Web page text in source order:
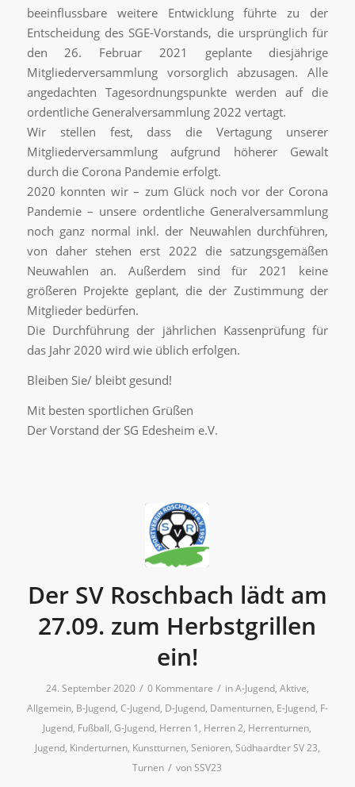
beeinflussbare weitere Entwicklung führte zu der
Entscheidung des SGE-Vorstands, die ursprünglich für
den 26. Februar 2021 geplante diesjährige
Mitgliederversammlung vorsorglich abzusagen. Alle
angedachten Tagesordnungspunkte werden auf die
ordentliche Generalversammlung 2022 vertagt.
Wir stellen fest, dass die Vertagung unserer
Mitgliederversammlung aufgrund höherer Gewalt
durch die Corona Pandemie erfolgt.
2020 konnten wir – zum Glück noch vor der Corona
Pandemie – unsere ordentliche Generalversammlung
noch ganz normal inkl. der Neuwahlen durchführen,
von daher stehen erst 2022 die satzungsgemäßen
Neuwahlen an. Außerdem sind für 2021 keine
größeren Projekte geplant, die der Zustimmung der
Mitglieder bedürfen.
Die Durchführung der jährlichen Kassenprüfung für
das Jahr 2020 wird wie üblich erfolgen.
Bleiben Sie/ bleibt gesund!
Mit besten sportlichen Grüßen
Der Vorstand der SG Edesheim e.V.
Der SV Roschbach lädt am
27.09. zum Herbstgrillen
ein!
24. September 2020 / 0 Kommentare / inA-Jugend, Aktive,
Allgemein, B-Jugend, C-Jugend, D-Jugend, Damenturnen, E-Jugend, F-
Jugend, Fußball,G-Jugend, Herren 1 , Herren 2, Herrenturnen,
Jugend, Kinderturnen, Kunstturnen, Senioren, Südhaardter SV 23,
Turnen / vonSSV23